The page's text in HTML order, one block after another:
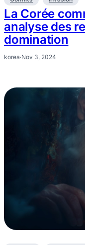
La Corée
analyse des
domination
korea·Nov 3, 2024